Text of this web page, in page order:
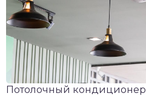
Потолочный кондиционер